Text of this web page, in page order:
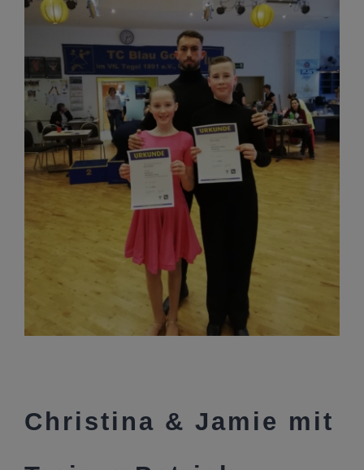
Christina & Jamie mit